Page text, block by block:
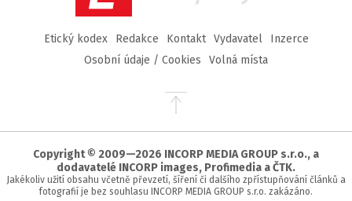
Etický kodex Redakce Kontakt Vydavatel
Inzerce
Osobní údaje / Cookies
Volná místa
Přejít
stránky
Copyright © 2009—2026 INCORP MEDIA GROUP s.r.o., a
dodavatelé INCORP images, Profimedia a ČTK.
Jakékoliv užití obsahu včetně převzetí, šíření či dalšího zpřístupňování článků a
fotografií je bez souhlasu INCORP MEDIA GROUP s.r.o. zakázáno.